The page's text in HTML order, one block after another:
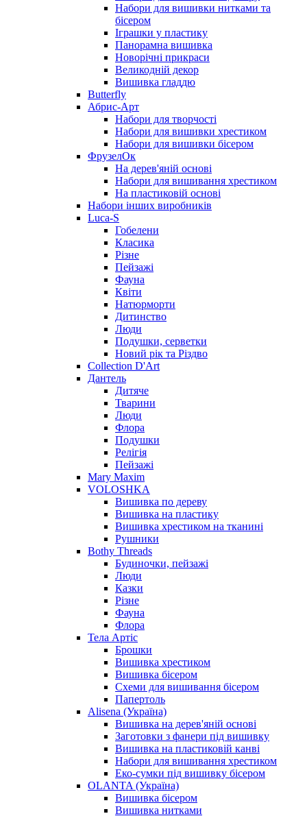
Набори для вишивки нитками та
бісером
Іграшки у пластику
Панорамна вишивка
Новорічні прикраси
Великодній декор
Вишивка гладдю
Butterfly
Абрис-Арт
Набори для творчості
Набори для вишивки хрестиком
Набори для вишивки бісером
ФрузелОк
На дерев'яній основі
Набори для вишивання хрестиком
На пластиковій основі
Набори інших виробників
Luca-S
Гобелени
Класика
Різне
Пейзажі
Фауна
Квіти
Натюрморти
Дитинство
Люди
Подушки, серветки
Новий рік та Різдво
Collection D'Art
Дантель
Дитяче
Тварини
Люди
Флора
Подушки
Релігія
Пейзажі
Mary Maxim
VOLOSHKA
Вишивка по дереву
Вишивка на пластику
Вишивка хрестиком на тканині
Рушники
Bothy Threads
Будиночки, пейзажі
Люди
Казки
Різне
Фауна
Флора
Тела Артіс
Брошки
Вишивка хрестиком
Вишивка бісером
Схеми для вишивання бісером
Папертоль
Alisena (Україна)
Вишивка на дерев'яній основі
Заготовки з фанери під вишивку
Вишивка на пластиковій канві
Набори для вишивання хрестиком
Еко-сумки під вишивку бісером
OLANTA (Україна)
Вишивка бісером
Вишивка нитками